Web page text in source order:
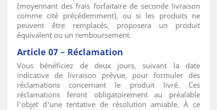
(moyennant des frais forfaitaire de seconde livraison
comme cité précédemment), ou si les produits ne
peuvent être remplacés, proposera un produit
équivalent ou un remboursement.
Article 07 – Réclamation
Vous bénéficiez de deux jours, suivant la date
indicative de livraison prévue, pour formuler des
réclamations concernant le produit livré. Ces
réclamations feront obligatoirement au préalable
l'objet d'une tentative de résolution amiable. À ce